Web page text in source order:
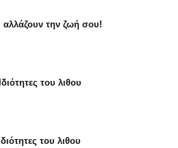
αλλάζουν την ζωή σου!
του λιθου
του λιθου